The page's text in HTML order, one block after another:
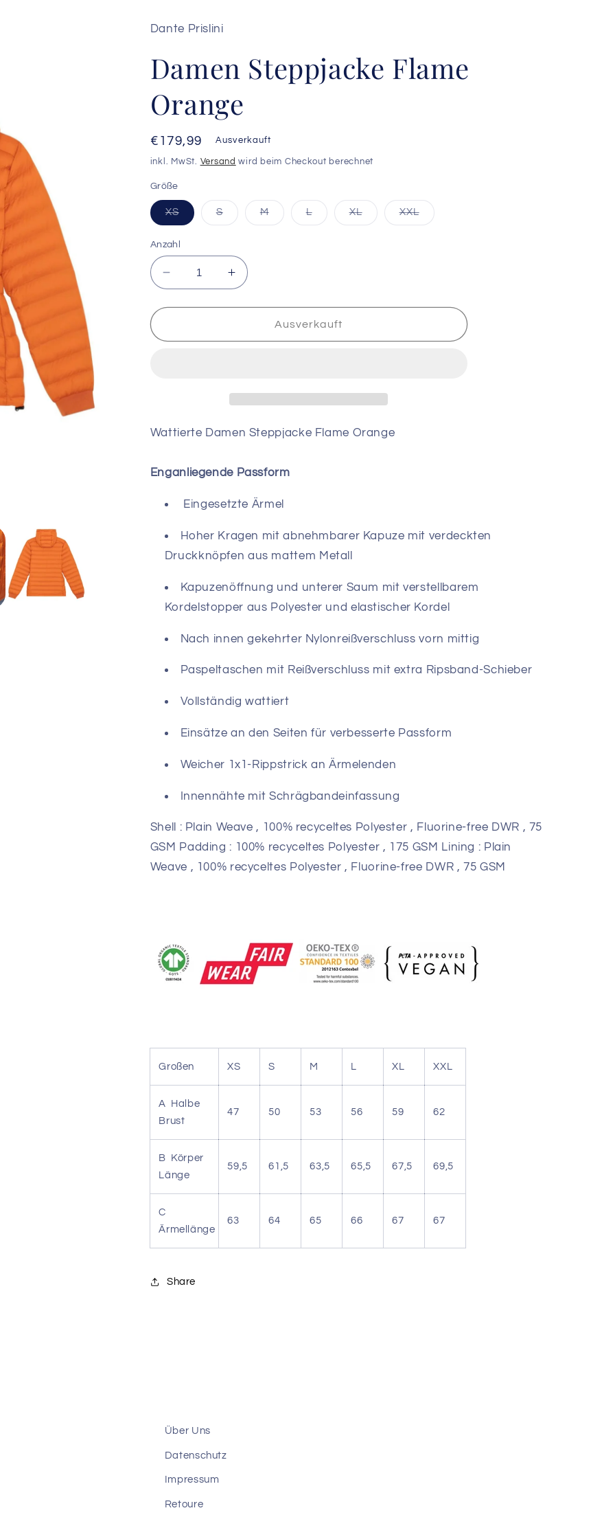
Dante Prislini
Damen Steppjacke Flame
Orange
Normaler
Preis
€179,99 Ausverkauft
inkl. MwSt. Versand wird beim Checkout berechnet
Größe
XSVariante
ausverkauft
nicht
verfügbar
SVariante
ausverkauft
MVariante
LVarianteXLVarianteXXLVariante
ausverkauft
Anzahl
Verringere
die
Menge
Damen
Erhöhe
die
Menge
Damen
Ausverkauft
Wattierte Damen Steppjacke Flame Orange
Enganliegende Passform
Eingesetzte Ärmel
Hoher Kragen mit abnehmbarer Kapuze mit verdeckten
Druckknöpfen aus mattem Metall
Kapuzenöffnung und unterer Saum mit verstellbarem
Kordelstopper aus Polyester und elastischer Kordel
Nach innen gekehrter Nylonreißverschluss vorn mittig
Paspeltaschen mit Reißverschluss mit extra Ripsband-Schieber
Vollständig wattiert
Einsätze an den Seiten für verbesserte Passform
Weicher 1x1-Rippstrick an Ärmelenden
Innennähte mit Schrägbandeinfassung
Shell : Plain Weave , 100% recyceltes Polyester , Fluorine-free DWR , 75
GSM Padding : 100% recyceltes Polyester , 175 GSM Lining : Plain
Weave , 100% recyceltes Polyester , Fluorine-free DWR , 75 GSM
Großen XS S M L XL XXL
A Halbe
Brust
47 50 53 56 59 62
B Körper
Länge
59,5 61,5 63,5 65,5 67,5 69,5
C
Ärmellänge
63 64 65 66 67 67
Share
Über Uns
Datenschutz
Impressum
Retoure